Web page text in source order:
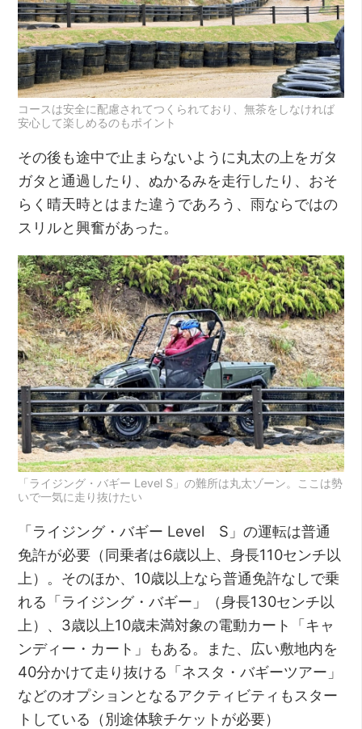
コースは安全に配慮されてつくられており、無茶をしなければ
安心して楽しめるのもポイント
その後も途中で止まらないように丸太の上をガタ
ガタと通過したり、ぬかるみを走行したり、おそ
らく晴天時とはまた違うであろう、雨ならではの
スリルと興奮があった。
「ライジング・バギー Level S」の難所は丸太ゾーン。ここは勢
いで一気に走り抜けたい
「ライジング・バギー Level S」の運転は普通
免許が必要（同乗者は6歳以上、身長110センチ以
上）。そのほか、10歳以上なら普通免許なしで乗
れる「ライジング・バギー」（身長130センチ以
上）、3歳以上10歳未満対象の電動カート「キャ
ンディー・カート」もある。また、広い敷地内を
40分かけて走り抜ける「ネスタ・バギーツアー」
などのオプションとなるアクティビティもスター
トしている（別途体験チケットが必要）